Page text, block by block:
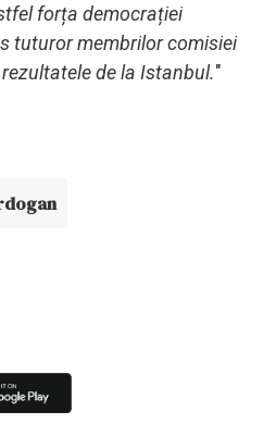
forța democrației
tuturor membrilor comisiei
de la Istanbul."